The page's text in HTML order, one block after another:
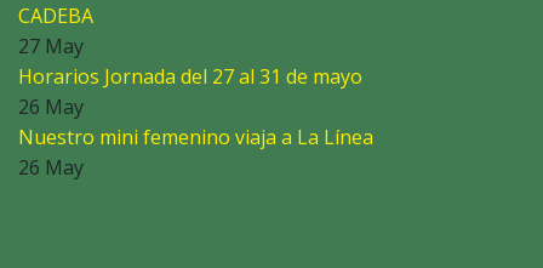
CADEBA
27 May
Horarios Jornada del 27 al 31 de mayo
26 May
Nuestro mini femenino viaja a La Línea
26 May